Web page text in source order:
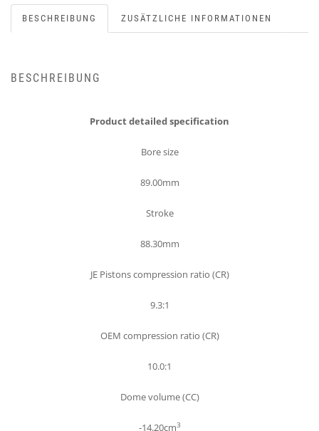
BESCHREIBUNG ZUSÄTZLICHE INFORMATIONEN
BESCHREIBUNG
Product detailed specification
Bore size
89.00mm
Stroke
88.30mm
JE Pistons compression ratio (CR)
9.3:1
OEM compression ratio (CR)
10.0:1
Dome volume (CC)
-14.20cm3